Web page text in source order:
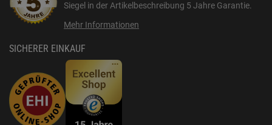
Siegel in der Artikelbeschreibung 5 Jahre Garantie.
Mehr Informationen
SICHERER EINKAUF